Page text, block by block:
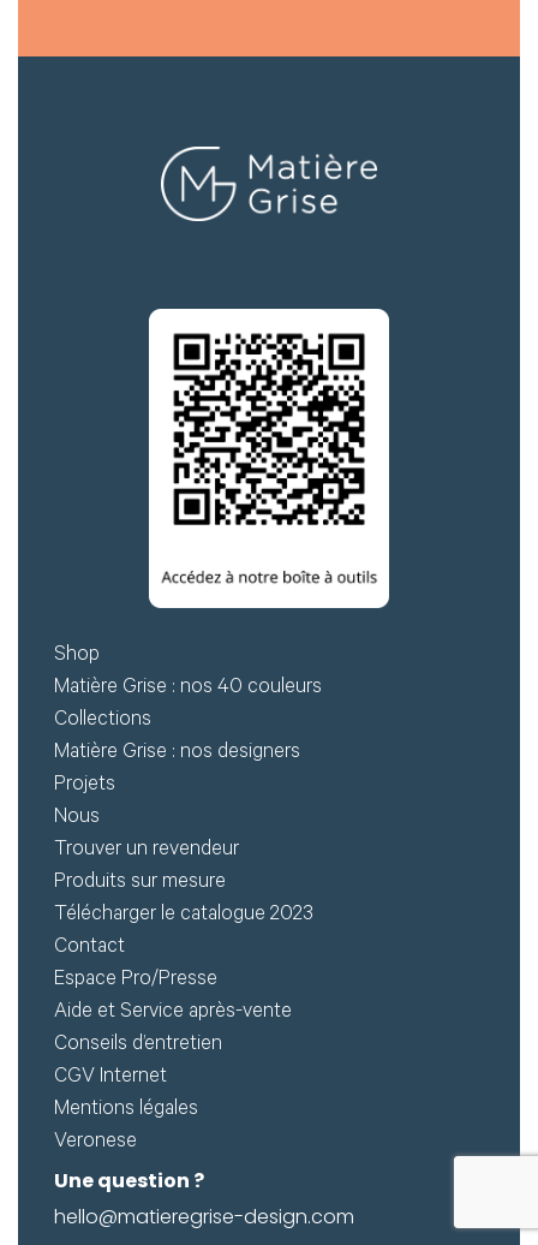
Shop
Matière Grise : nos 40 couleurs
Collections
Matière Grise : nos designers
Projets
Nous
Trouver un revendeur
Produits sur mesure
Télécharger le catalogue 2023
Contact
Espace Pro/Presse
Aide et Service après-vente
Conseils d’entretien
CGV Internet
Mentions légales
Veronese
Une question ?
hello@matieregrise-design.com